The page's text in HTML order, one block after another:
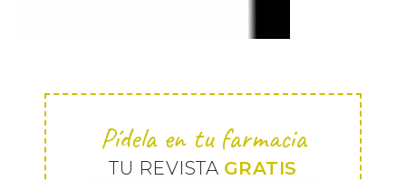
Pídela en tu farmacia
TU REVISTA GRATIS